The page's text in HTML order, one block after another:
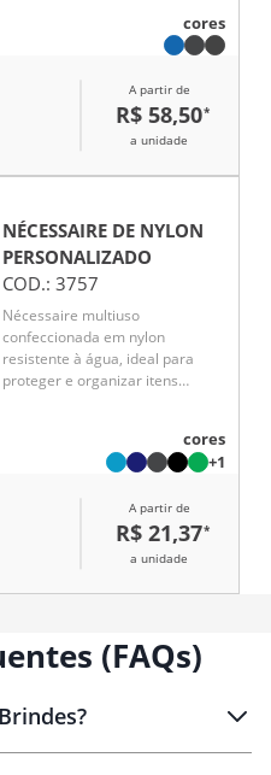
cores
A partir de
R$ 58,50*
a unidade
NÉCESSAIRE DE NYLON
PERSONALIZADO
COD.: 3757
Nécessaire multiuso
confeccionada em nylon
resistente à água, ideal para
proteger e organizar itens
armazenamento de cosméticos,
frequente. A alça lateral de mão
facilita o transporte e o
manuseio em viagens, trabalho
praticidade em diferentes
um brinde corporativo de ampla
aceitação, associado à
presença constante da marca na
rotina do usuário.
cores
+1
A partir de
R$ 21,37*
a unidade
(FAQs)